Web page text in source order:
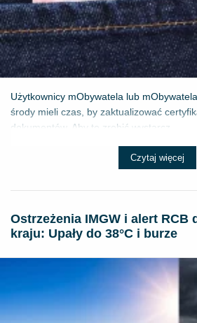
Użytkownicy mObywatela lub
środy mieli czas, by zaktualizować
dokumentów. Aby to zrobić wystarcz...
Czytaj więcej
Ostrzeżenia IMGW i alert RCB
kraju: Upały do 38°C i burze